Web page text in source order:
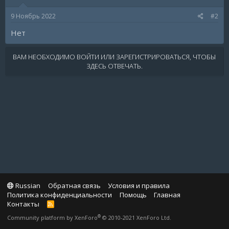
9 Ноябрь 2022 #2
Нет
ВАМ НЕОБХОДИМО ВОЙТИ ИЛИ ЗАРЕГИСТРИРОВАТЬСЯ, ЧТОБЫ
ЗДЕСЬ ОТВЕЧАТЬ.
Russian Обратная связь
Условия и правила
Политика конфиденциальности
Помощь
Главная
Контакты
R
S
Community platform by XenForo® © 2010-2021 XenForo Ltd.